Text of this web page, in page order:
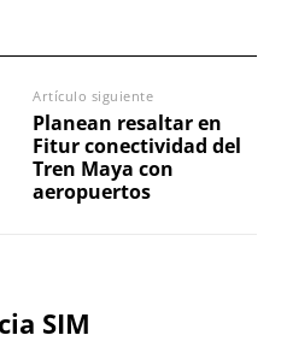
Artículo siguiente
Planean resaltar en
Fitur conectividad del
Tren Maya con
aeropuertos
SIM